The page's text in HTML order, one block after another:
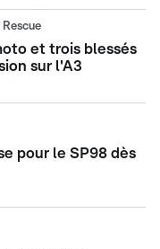
et trois blessés
sur l'A3
pour le SP98 dès